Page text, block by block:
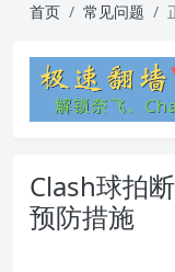
首页 常见问题
Clash球拍
预防措施